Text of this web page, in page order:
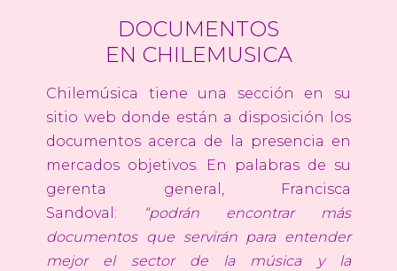
DOCUMENTOS
EN CHILEMUSICA
Chilemúsica tiene una sección en su
sitio web donde están a disposición los
documentos acerca de la presencia en
mercados objetivos. En palabras de su
gerenta general, Francisca
Sandoval:
“podrán encontrar más
documentos que servirán para entender
mejor el sector de la música y la